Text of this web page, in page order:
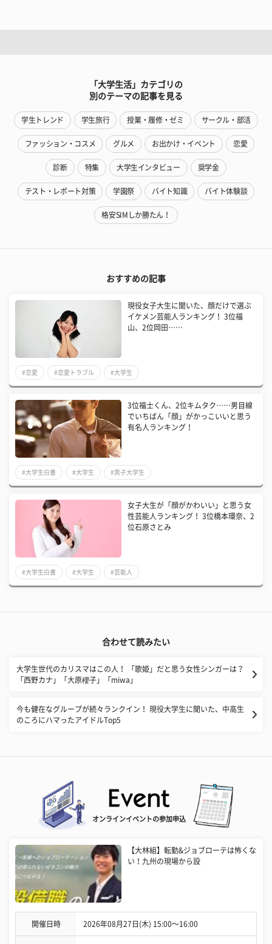
「大学生活」カテゴリの
別のテーマの記事を見る
学生トレンド 学生旅行 授業・履修・ゼミ サークル・部活
ファッション・コスメ グルメ お出かけ・イベント 恋愛
診断 特集 大学生インタビュー 奨学金
テスト・レポート対策 学園祭 バイト知識 バイト体験談
格安SIMしか勝たん！
おすすめの記事
現役女子大生に聞いた、顔だけで選ぶ
イケメン芸能人ランキング！ 3位福
山、2位岡田……
#恋愛 #恋愛トラブル #大学生
3位福士くん、2位キムタク……男目線
でいちばん「顔」がかっこいいと思う
有名人ランキング！
#大学生白書 #大学生 #男子大学生
女子大生が「顔がかわいい」と思う女
性芸能人ランキング！ 3位橋本環奈、2
位石原さとみ
#大学生白書 #大学生 #芸能人
合わせて読みたい
大学生世代のカリスマはこの人！ 「歌姫」だと思う女性シンガーは？
「西野カナ」「大原櫻子」「miwa」
今も健在なグループが続々ランクイン！ 現役大学生に聞いた、中高生
のころにハマったアイドルTop5
オンラインイベントの参加申込
【大林組】転勤&ジョブローテは怖くな
い！九州の現場から設
開催日時 2026年08月27日(木) 15:00〜16:00